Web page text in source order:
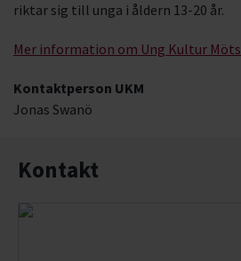
riktar sig till unga i åldern 13-20 år.
Mer information om Ung Kultur Möts
Kontaktperson UKM
Jonas Swanö
Kontakt